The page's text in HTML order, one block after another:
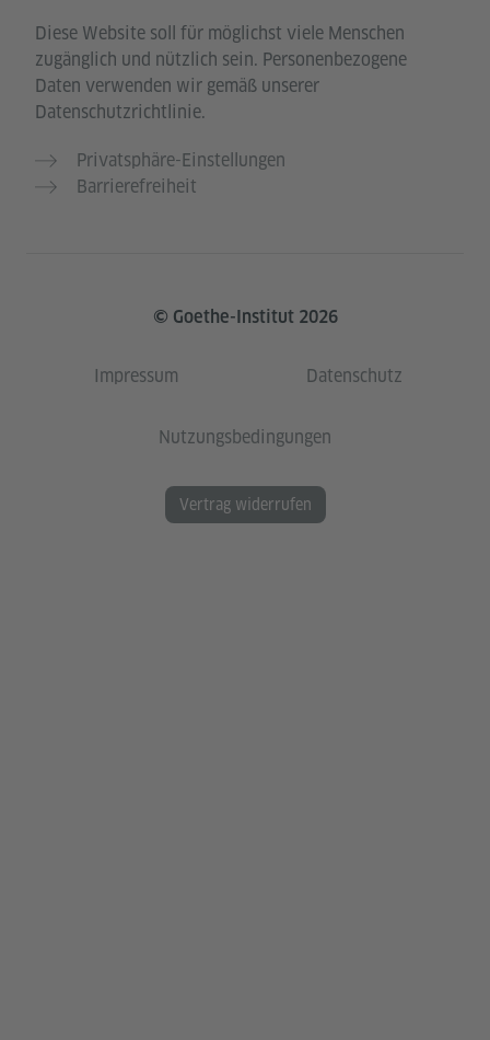
Diese Website soll für möglichst viele Menschen
zugänglich und nützlich sein. Personenbezogene
Daten verwenden wir gemäß unserer
Datenschutzrichtlinie.
Privatsphäre-Einstellungen
Barrierefreiheit
© Goethe-Institut 2026
Impressum Datenschutz
Nutzungsbedingungen
Vertrag widerrufen